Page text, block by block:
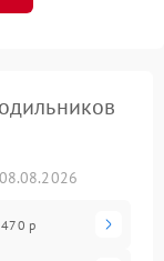
470 р